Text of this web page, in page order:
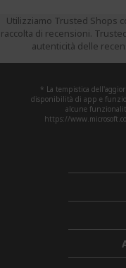
Utilizziamo Trusted Shops
raccolta di recensioni.
autenticità delle
* La tempistica
disponibilità di app e
alcune
https://